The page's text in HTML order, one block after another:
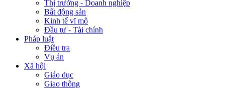
Thị trường - Doanh nghiệp
Bất động sản
Kinh tế vĩ mô
Đầu tư - Tài chính
Pháp luật
Điều tra
Vụ án
Xã hội
Giáo dục
Giao thông